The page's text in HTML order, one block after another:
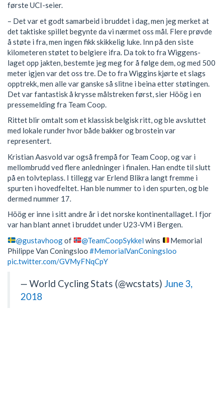
første UCI-seier.
– Det var et godt samarbeid i bruddet i dag, men jeg merket at
det taktiske spillet begynte da vi nærmet oss mål. Flere prøvde
å støte i fra, men ingen fikk skikkelig luke. Inn på den siste
kilometeren støtet to belgiere ifra. Da tok to fra Wiggens-
laget opp jakten, bestemte jeg meg for å følge dem, og med 500
meter igjen var det oss tre. De to fra Wiggins kjørte et slags
opptrekk, men alle var ganske så slitne i beina etter støtingen.
Det var fantastisk å krysse målstreken først, sier Höög i en
pressemelding fra Team Coop.
Rittet blir omtalt som et klassisk belgisk ritt, og ble avsluttet
med lokale runder hvor både bakker og brostein var
representert.
Kristian Aasvold var også frempå for Team Coop, og var i
mellombrudd ved flere anledninger i finalen. Han endte til slutt
på en tolvteplass. I tillegg var Erlend Blikra langt fremme i
spurten i hovedfeltet. Han ble nummer to i den spurten, og ble
dermed nummer 17.
Höög er inne i sitt andre år i det norske kontinentallaget. I fjor
var han blant annet i bruddet under U23-VM i Bergen.
@gustavhoogof @TeamCoopSykkel wins
Memorial
Philippe Van Coningsloo #MemorialVanConingsloo
pic.twitter.com/GVMyFNqCpY
— World Cycling Stats (@wcstats) June 3,
2018